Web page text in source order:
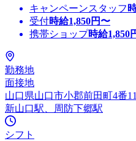
キャンペーンスタッフ
受付時給1,850円〜
携帯ショップ時給1,850
勤務地
面接地
山口県山口市小郡前田町4番11
新山口駅、周防下郷駅
シフト